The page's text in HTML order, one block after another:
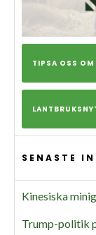
TIPSA OSS OM
SENASTE
Kinesiska
Trump-politik